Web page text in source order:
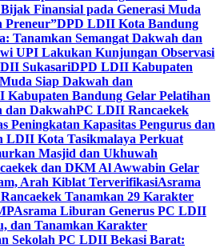
Finansial pada Generasi Muda
Preneur”DPD LDII Kota Bandung
Tanamkan Semangat Dakwah dan
UPI Lakukan Kunjungan Observasi
SukasariDPD LDII Kabupaten
Siap Dakwah dan
Kabupaten Bandung Gelar Pelatihan
dan DakwahPC LDII Rancaekek
Peningkatan Kapasitas Pengurus dan
LDII Kota Tasikmalaya Perkuat
Masjid dan Ukhuwah
dan DKM Al Awwabin Gelar
Arah Kiblat TerverifikasiAsrama
Tanamkan 29 Karakter
Asrama Liburan Generus PC LDII
dan Tanamkan Karakter
Sekolah PC LDII Bekasi Barat: